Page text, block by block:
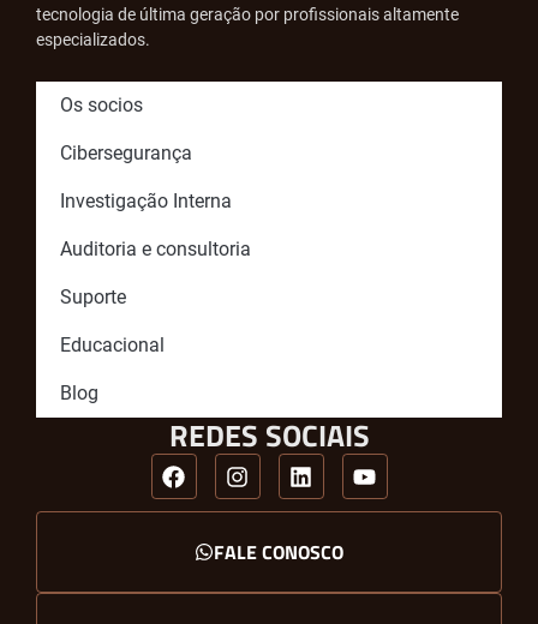
tecnologia de última geração por profissionais altamente
especializados.
Os socios
Cibersegurança
Investigação Interna
Auditoria e consultoria
Suporte
Educacional
Blog
REDES SOCIAIS
FALE CONOSCO